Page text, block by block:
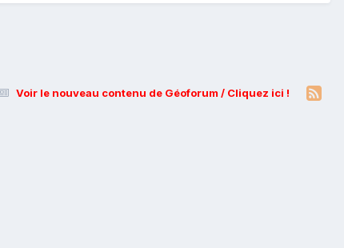
Voir le nouveau contenu de Géoforum / Cliquez ici !